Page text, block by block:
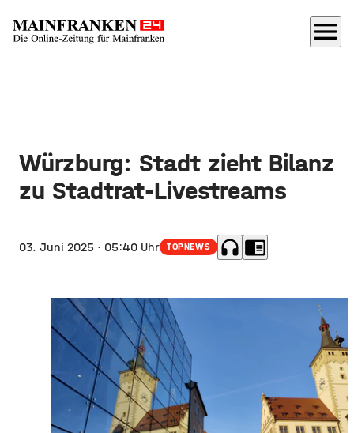
menu
Würzburg: Stadt zieht Bilanz
zu Stadtrat-Livestreams
03. Juni 2025 · 05:40 Uhr TOPNEWS headphones chrome_reader_mode